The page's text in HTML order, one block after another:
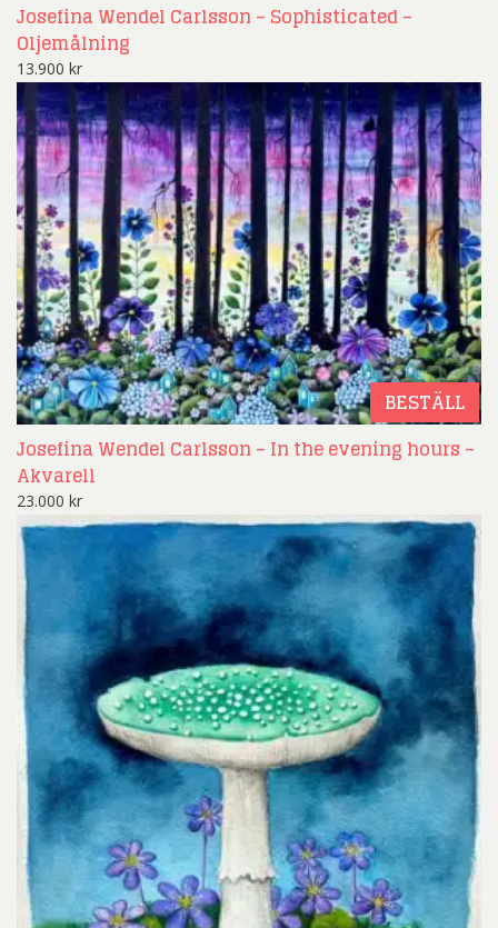
Josefina Wendel Carlsson – Sophisticated –
Oljemålning
13.900 kr
BESTÄLL
Josefina Wendel Carlsson – In the evening hours –
Akvarell
23.000 kr